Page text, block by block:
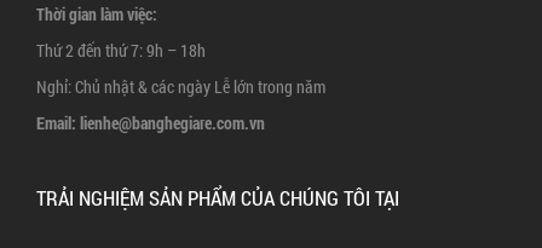
Thời gian làm việc:
Thứ 2 đến thứ 7: 9h – 18h
Nghỉ: Chủ nhật & các ngày Lễ lớn trong năm
Email: lienhe@banghegiare.com.vn
TRẢI NGHIỆM SẢN PHẨM CỦA CHÚNG TÔI TẠI